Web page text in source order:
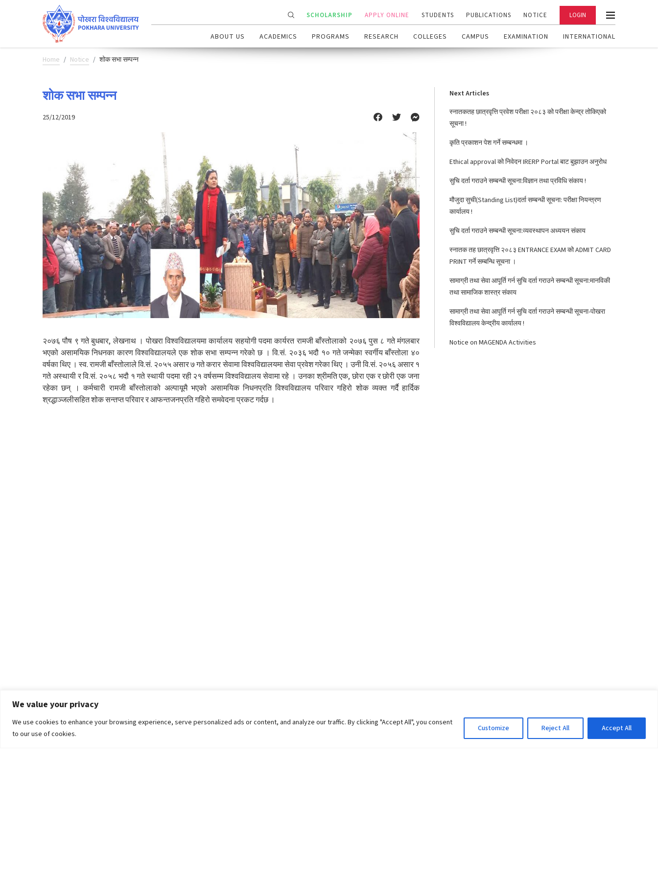
We value your privacy
We use cookies to enhance your browsing experience, serve personalized ads or content, and analyze our traffic. By clicking "Accept All", you consent
to our use of cookies.
Customize Reject All Accept All
SCHOLARSHIP APPLY ONLINE STUDENTS PUBLICATIONS NOTICE LOGIN
ABOUT US ACADEMICS PROGRAMS RESEARCH COLLEGES CAMPUS EXAMINATION INTERNATIONAL
Home Notice शोक सभा सम्पन्न
शोक सभा सम्पन्न
25/12/2019
२०७६ पौष ९ गते बुधबार, लेखनाथ । पोखरा विश्वविद्यालयमा कार्यालय सहयोगी पदमा कार्यरत रामजी बाँस्तोलाको २०७६ पुस ८ गते मंगलबार
भएको असामयिक निधनका कारण विश्वविद्यालयले एक शोक सभा सम्पन्न गरेको छ । वि.सं. २०३६ भदौ १० गते जन्मेका स्वर्गीय बाँस्तोला ४०
वर्षका थिए । स्व. रामजी बाँस्तोलाले वि.सं. २०५५ असार ७ गते करार सेवामा विश्वविद्यालयमा सेवा प्रवेश गरेका थिए । उनी वि.सं. २०५६ असार १
गते अस्थायी र वि.सं. २०५८ भदौ १ गते स्थायी पदमा रही २१ वर्षसम्म विश्वविद्यालय सेवामा रहे । उनका श्रीमति एक, छोरा एक र छोरी एक जना
रहेका छन् । कर्मचारी रामजी बाँस्तोलाको अल्पायूमै भएको असामयिक निधनप्रति विश्वविद्यालय परिवार गहिरो शोक व्यक्त गर्दै हार्दिक
श्रद्धाञ्जलीसहित शोक सन्तप्त परिवार र आफन्तजनप्रति गहिरो समवेदना प्रकट गर्दछ ।
Next Articles
स्नातकतह छात्रवृत्ति प्रवेश परीक्षा २०८३ को परीक्षा केन्द्र तोकिएको
सूचना !
कृति प्रकाशन पेश गर्ने सम्बन्धमा ।
Ethical approval को निवेदन IRERP Portal बाट बुझाउन अनुरोध
सुचि दर्ता गराउने सम्बन्धी सूचना:विज्ञान तथा प्रविधि संकाय !
मौजुदा सुची(Standing List)दर्ता सम्बन्धी सूचना: परीक्षा नियन्त्रण
कार्यालय !
सुचि दर्ता गराउने सम्बन्धी सूचना:व्यवस्थापन अध्ययन संकाय
स्नातक तह छात्रवृत्ति २०८३ ENTRANCE EXAM को ADMIT CARD
PRINT गर्ने सम्बन्धि सूचना ।
सामाग्री तथा सेवा आपूर्ति गर्न सुचि दर्ता गराउने सम्बन्धी सूचना:मानविकी
तथा सामाजिक शास्त्र संकाय
सामाग्री तथा सेवा आपूर्ति गर्न सुचि दर्ता गराउने सम्बन्धी सूचना-पोखरा
विश्वविद्यालय केन्द्रीय कार्यालय !
Notice on MAGENDA Activities